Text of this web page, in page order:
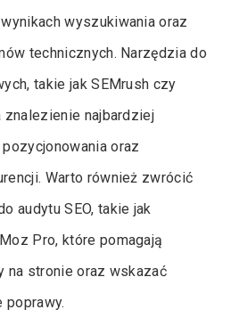
wyszukiwania oraz
technicznych. Narzędzia do
takie jak SEMrush czy
znalezienie najbardziej
oraz
Warto również zwrócić
audytu SEO, takie jak
Pro, które pomagają
na stronie oraz wskazać
poprawy.